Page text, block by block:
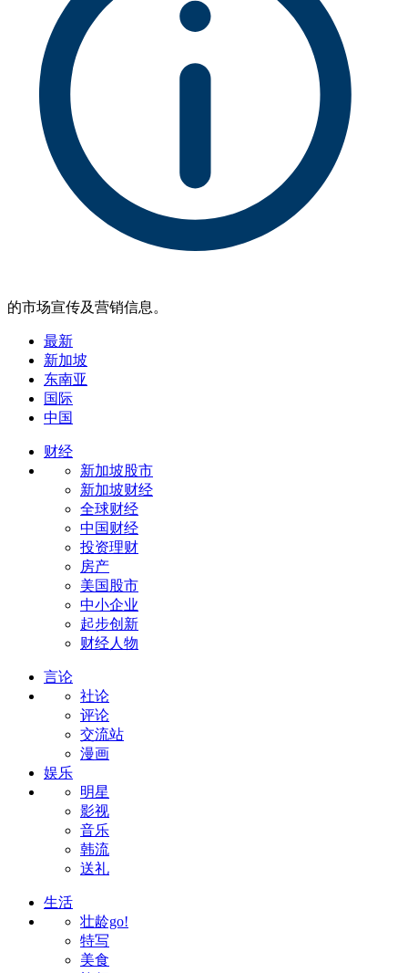
的市场宣传及营销信息。
最新
新加坡
东南亚
国际
中国
财经
新加坡股市
新加坡财经
全球财经
中国财经
投资理财
房产
美国股市
中小企业
起步创新
财经人物
言论
社论
评论
交流站
漫画
娱乐
明星
影视
音乐
韩流
送礼
生活
壮龄go!
特写
美食